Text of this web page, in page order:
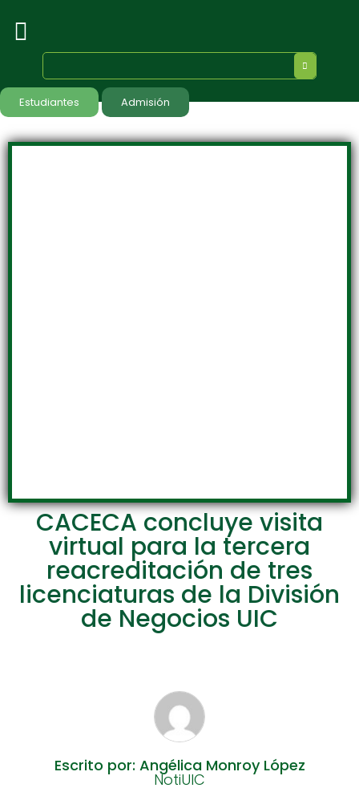
Estudiantes Admisión
CACECA concluye visita
virtual para la tercera
reacreditación de tres
licenciaturas de la División
de Negocios UIC
Escrito por: Angélica Monroy López
NotiUIC